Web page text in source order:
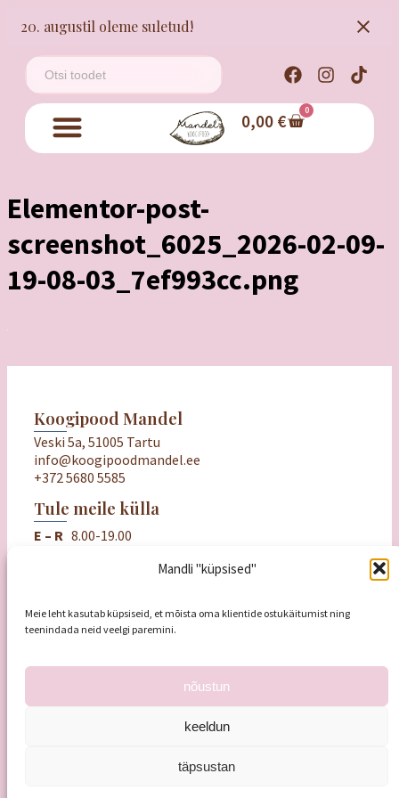
Mandli "küpsised"
Meie leht kasutab küpsiseid, et mõista oma klientide ostukäitumist ning
teenindada neid veelgi paremini.
nõustun
keeldun
täpsustan
20. augustil oleme suletud!
0,00 € 0
Elementor-post-
screenshot_6025_2026-02-09-
19-08-03_7ef993cc.png
Koogipood Mandel
Veski 5a, 51005 Tartu
info@koogipoodmandel.ee
+372 5680 5585
Tule meile külla
E – R 8.00-19.00
Ostu- ja müügitingimused
Privaatsuspoliitika